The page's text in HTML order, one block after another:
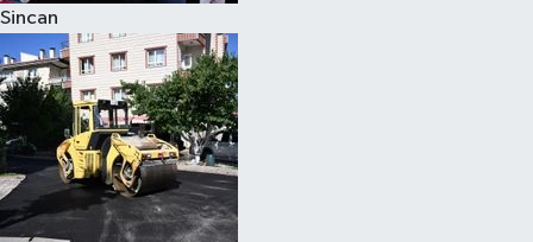
Sincan